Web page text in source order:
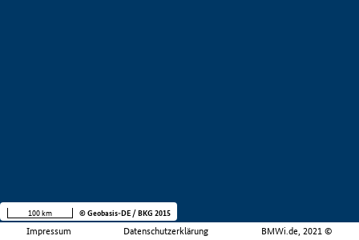
Impressum Datenschutzerklärung BMWi.de, 2021 ©
100 km © Geobasis-DE / BKG 2015